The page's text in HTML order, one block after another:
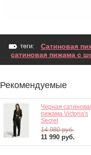
теги:
Сатиновая
сатиновая пижама с
Рекомендуемые
Черная
пижама Victoria's
Secret
14 980руб.
11 990 руб.